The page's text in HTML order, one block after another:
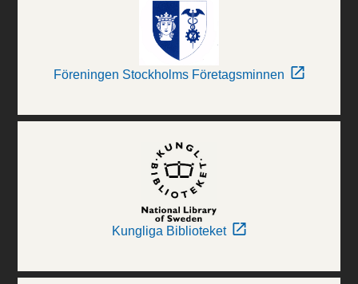
Föreningen Stockholms Företagsminnen
Kungliga Biblioteket